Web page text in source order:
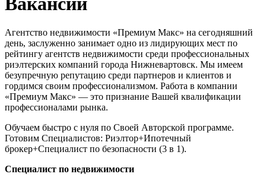
Агентство недвижимости «Премиум Макс» на сегодняшний
день, заслуженно занимает одно из лидирующих мест по
рейтингу агентств недвижимости среди профессиональных
риэлтерских компаний города Нижневартовск. Мы имеем
безупречную репутацию среди партнеров и клиентов и
гордимся своим профессионализмом. Работа в компании
«Премиум Макс» — это признание Вашей квалификации
профессионалами рынка.
Обучаем быстро с нуля по Своей Авторской программе.
Готовим Специалистов: Риэлтор+Ипотечный
брокер+Специалист по безопасности (3 в 1).
Специалист по недвижимости